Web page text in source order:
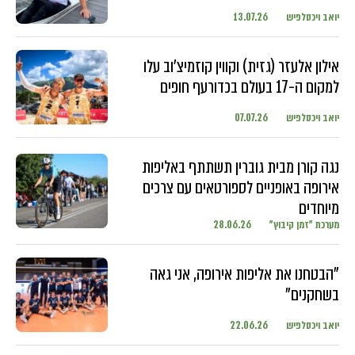
יואב ויכסלפיש 13.07.26
אילון אלעזר (גזית) וקווין קוזמיצ'וב עלו
למקום ה-17 בעולם בכדורעף חופים
יואב ויכסלפיש 07.07.26
נגה קורן מבית גוברין תשתתף באליפות
אירופה באופניים לספורטאים עם צרכים
מיוחדים
מערכת "זמן קיבוץ" 28.06.26
"הבטחנו את אליפות אירופה, אני גאה
בשחקנים"
יואב ויכסלפיש 22.06.26